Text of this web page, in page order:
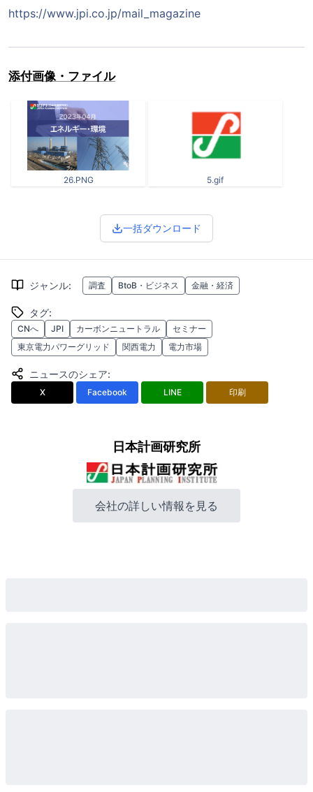
https://www.jpi.co.jp/mail_magazine
添付画像・ファイル
26.PNG 5.gif
一括ダウンロード
ジャンル: 調査 BtoB・ビジネス 金融・経済
タグ:
CNへ JPI カーボンニュートラル
セミナー
東京電力パワーグリッド
関西電力 電力市場
ニュースのシェア:
X Facebook LINE 印刷
日本計画研究所
会社の詳しい情報を見る